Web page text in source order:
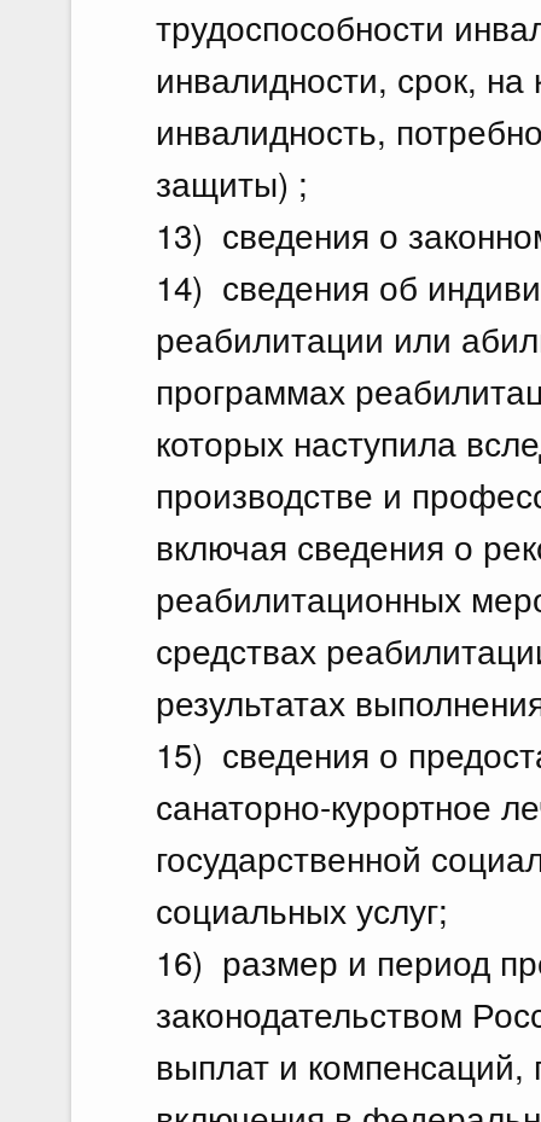
трудоспособности
инвалидности, срок,
инвалидность,
защиты) ;
13) сведения о
14) сведения об
реабилитации или
программах
которых наступила
производстве и
включая сведения о
реабилитационных
средствах
результатах
15) сведения о
санаторно-курортное
государственной
социальных услуг;
16) размер и период
законодательством
выплат и компенсаций,